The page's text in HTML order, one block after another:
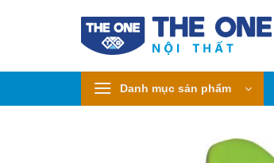
Danh mục sản phẩm